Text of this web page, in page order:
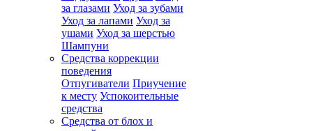
за глазами Уход за зубами
Уход за лапами Уход за
ушами Уход за шерстью
Шампуни
Средства коррекции
поведения
Отпугиватели Приучение
к месту Успокоительные
средства
Средства от блох и